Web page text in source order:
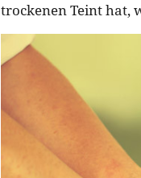
trockenen Teint hat,